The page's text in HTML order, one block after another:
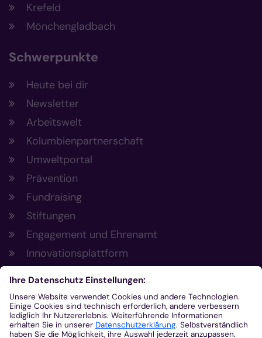
Krefeld
Mönchengladbach
Schwerpunkte
Heute bei dir
Newsletter
Arbeitswelt
Kolumbienpartnerschaft
Umweltportal
Prävention
Fundraising
Stiftungen
Engagement und Ehrenamt
Innovationsplattform
Aus der Plattform
Nachrichten
Veranstaltungen